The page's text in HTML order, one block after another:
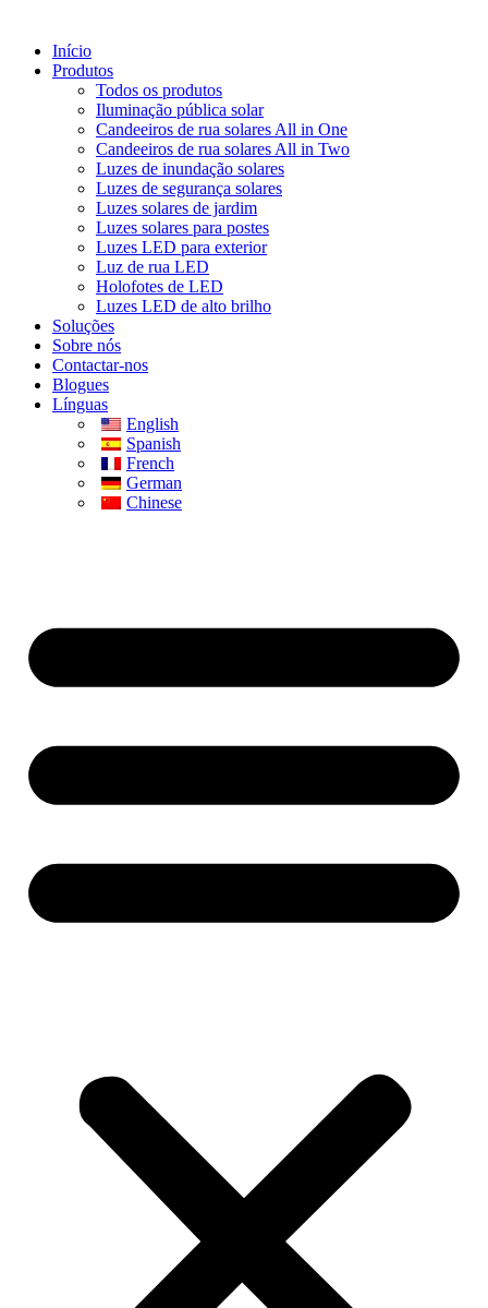
Início
Produtos
Todos os produtos
Iluminação pública solar
Candeeiros de rua solares All in One
Candeeiros de rua solares All in Two
Luzes de inundação solares
Luzes de segurança solares
Luzes solares de jardim
Luzes solares para postes
Luzes LED para exterior
Luz de rua LED
Holofotes de LED
Luzes LED de alto brilho
Soluções
Sobre nós
Contactar-nos
Blogues
Línguas
English
Spanish
French
German
Chinese